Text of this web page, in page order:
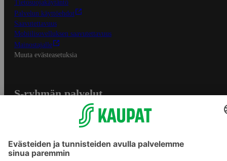
Tietosuojakäytäntö
Palvelun käyttöehdot
Saavutettavuus
Mobiilisovelluksen saavutettavuus
Mainostajalle
Muuta evästeasetuksia
S-ryhmän palvelut
Yhteishyvä Ruoka -sovellus
S-ostoslista -sovellus